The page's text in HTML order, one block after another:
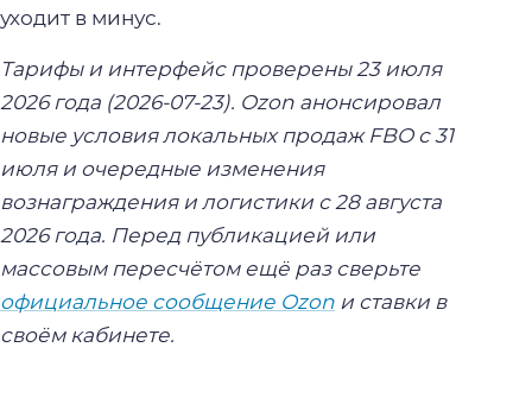
уходит в минус.
Тарифы и интерфейс проверены 23 июля
2026 года (2026-07-23). Ozon анонсировал
новые условия локальных продаж FBO с 31
июля и очередные изменения
вознаграждения и логистики с 28 августа
2026 года. Перед публикацией или
массовым пересчётом ещё раз сверьте
официальное сообщение Ozon и ставки в
своём кабинете.